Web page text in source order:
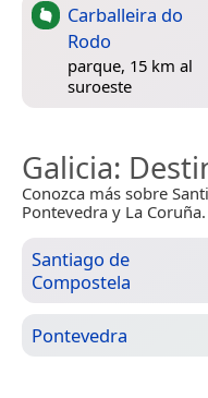
Carballeira do
Rodo
parque, 15 km al
suroeste
Galicia:
Conozca más sobre
Pontevedra y La Coruña.
Santiago de
Compostela
Pontevedra